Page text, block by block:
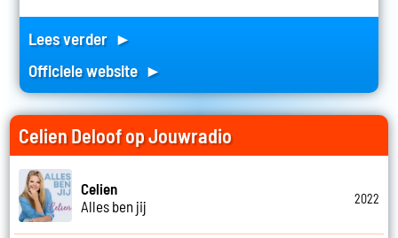
Lees verder ►
Officiele website ►
Celien Deloof op Jouwradio
Celien
Alles ben jij
2022